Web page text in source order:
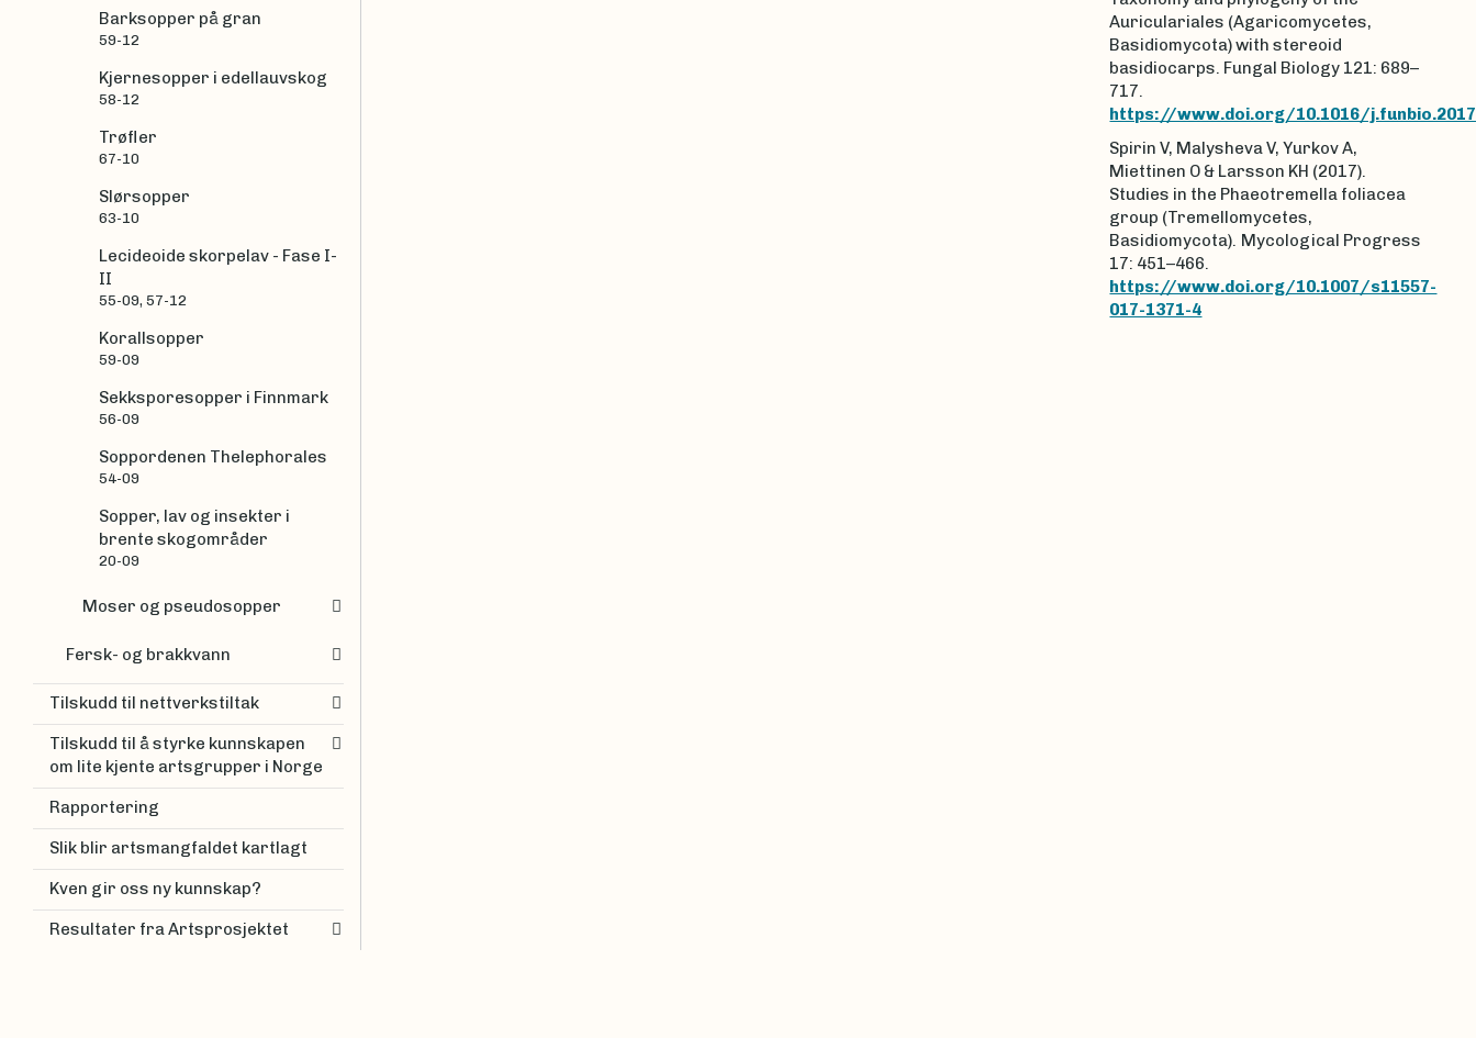
Auriculariales (Agaricomycetes,
Basidiomycota) with stereoid
basidiocarps. Fungal Biology 121: 689–
717.
https://www.doi.org/10.1016/
Spirin V, Malysheva V, Yurkov A,
Miettinen O & Larsson KH (2017).
Studies in the Phaeotremella foliacea
group (Tremellomycetes,
Basidiomycota). Mycological Progress
17: 451–466.
https://www.doi.org/10.1007/s11557-
017-1371-4
Barksopper på gran
59-12
Kjernesopper i edellauvskog
58-12
Trøfler
67-10
Slørsopper
63-10
Lecideoide skorpelav - Fase I-
II
55-09, 57-12
Korallsopper
59-09
Sekksporesopper i Finnmark
56-09
Soppordenen Thelephorales
54-09
Sopper, lav og insekter i
brente skogområder
20-09
Moser og pseudosopper
Fersk- og brakkvann
Tilskudd til nettverkstiltak
Tilskudd til å styrke kunnskapen
om lite kjente artsgrupper i Norge
Rapportering
Slik blir artsmangfaldet kartlagt
Kven gir oss ny kunnskap?
Resultater fra Artsprosjektet